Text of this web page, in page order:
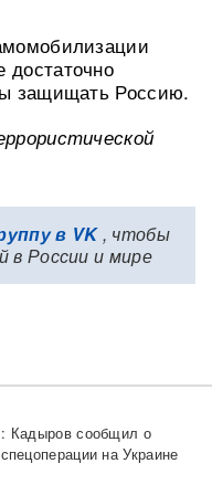
достаточно
защищать Россию.
в VK, чтобы
в России и мире
Кадыров сообщил о
на Украине